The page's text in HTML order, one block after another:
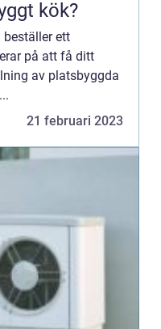
kök?
ett
på att få ditt
av platsbyggda
21 februari 2023